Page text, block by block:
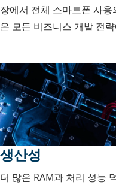
장에서 전체 스마트폰 사
은 모든 비즈니스 개발 전
생산성
더 많은 RAM과 처리 성능